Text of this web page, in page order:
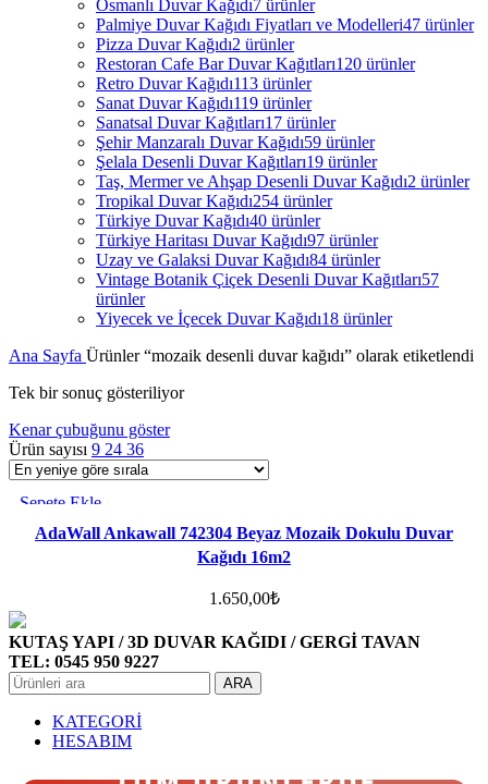
Osmanlı Duvar Kağıdı7 ürünler
Palmiye Duvar Kağıdı Fiyatları ve Modelleri47 ürünler
Pizza Duvar Kağıdı2 ürünler
Restoran Cafe Bar Duvar Kağıtları120 ürünler
Retro Duvar Kağıdı113 ürünler
Sanat Duvar Kağıdı119 ürünler
Sanatsal Duvar Kağıtları17 ürünler
Şehir Manzaralı Duvar Kağıdı59 ürünler
Şelala Desenli Duvar Kağıtları19 ürünler
Taş, Mermer ve Ahşap Desenli Duvar Kağıdı2 ürünler
Tropikal Duvar Kağıdı254 ürünler
Türkiye Duvar Kağıdı40 ürünler
Türkiye Haritası Duvar Kağıdı97 ürünler
Uzay ve Galaksi Duvar Kağıdı84 ürünler
Vintage Botanik Çiçek Desenli Duvar Kağıtları57
ürünler
Yiyecek ve İçecek Duvar Kağıdı18 ürünler
Ana Sayfa Ürünler “mozaik desenli duvar kağıdı” olarak etiketlendi
Tek bir sonuç gösteriliyor
Kenar çubuğunu göster
Ürün sayısı 9 24 36
Sepete Ekle
Favorilere ekle
AdaWall Ankawall 742304 Beyaz Mozaik Dokulu Duvar
Kağıdı 16m2
1.650,00₺
KUTAŞ YAPI / 3D DUVAR KAĞIDI / GERGİ TAVAN
TEL: 0545 950 9227
ARA
KATEGORİ
HESABIM